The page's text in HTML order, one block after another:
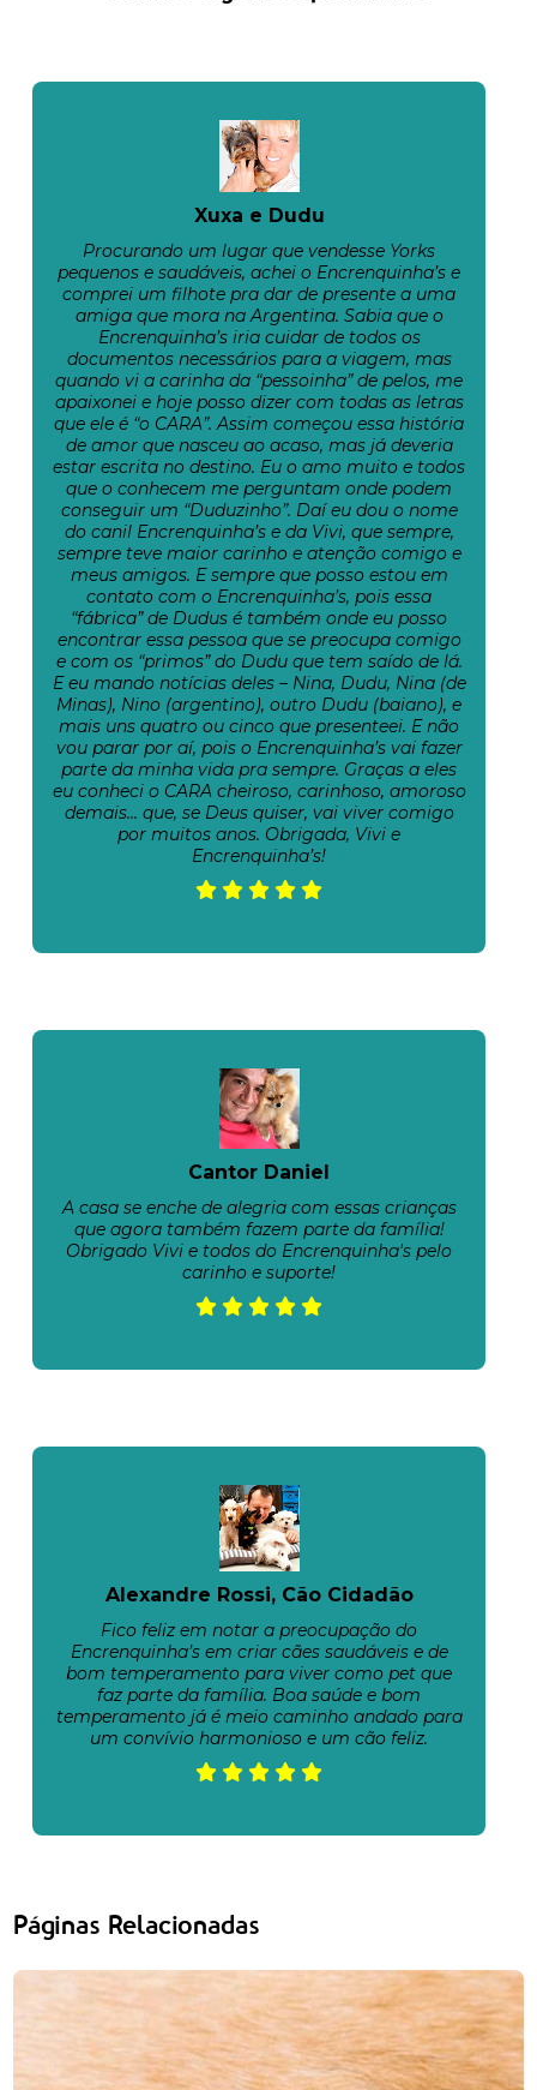
Xuxa e Dudu
Procurando um lugar que vendesse Yorks
pequenos e saudáveis, achei o Encrenquinha’s e
comprei um filhote pra dar de presente a uma
amiga que mora na Argentina. Sabia que o
Encrenquinha’s iria cuidar de todos os
documentos necessários para a viagem, mas
quando vi a carinha da “pessoinha” de pelos, me
apaixonei e hoje posso dizer com todas as letras
que ele é “o CARA”. Assim começou essa história
de amor que nasceu ao acaso, mas já deveria
estar escrita no destino. Eu o amo muito e todos
que o conhecem me perguntam onde podem
conseguir um “Duduzinho”. Daí eu dou o nome
do canil Encrenquinha’s e da Vivi, que sempre,
sempre teve maior carinho e atenção comigo e
meus amigos. E sempre que posso estou em
contato com o Encrenquinha’s, pois essa
“fábrica” de Dudus é também onde eu posso
encontrar essa pessoa que se preocupa comigo
e com os “primos” do Dudu que tem saído de lá.
E eu mando notícias deles – Nina, Dudu, Nina (de
Minas), Nino (argentino), outro Dudu (baiano), e
mais uns quatro ou cinco que presenteei. E não
vou parar por aí, pois o Encrenquinha’s vai fazer
parte da minha vida pra sempre. Graças a eles
eu conheci o CARA cheiroso, carinhoso, amoroso
demais… que, se Deus quiser, vai viver comigo
por muitos anos. Obrigada, Vivi e
Encrenquinha’s!
Cantor Daniel
A casa se enche de alegria com essas crianças
que agora também fazem parte da família!
Obrigado Vivi e todos do Encrenquinha's pelo
carinho e suporte!
Alexandre Rossi, Cão Cidadão
Fico feliz em notar a preocupação do
Encrenquinha’s em criar cães saudáveis e de
bom temperamento para viver como pet que
faz parte da família. Boa saúde e bom
temperamento já é meio caminho andado para
um convívio harmonioso e um cão feliz.
Páginas Relacionadas